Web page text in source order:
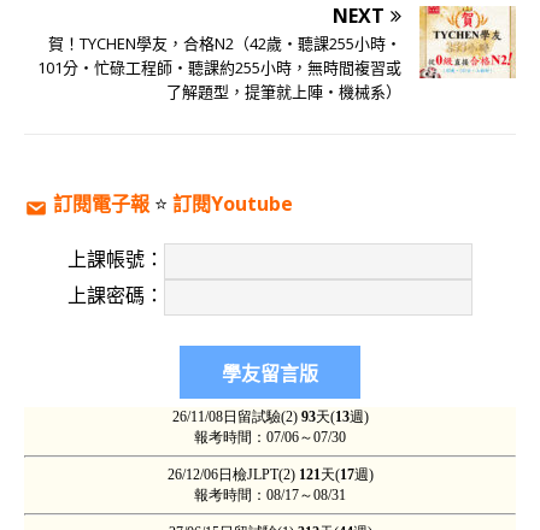
NEXT
賀！TYCHEN學友，合格N2（42歲‧聽課255小時‧
101分‧忙碌工程師‧聽課約255小時，無時間複習或
了解題型，提筆就上陣‧機械系）
訂閱電子報 ⭐️ 訂閱Youtube
上課帳號：
上課密碼：